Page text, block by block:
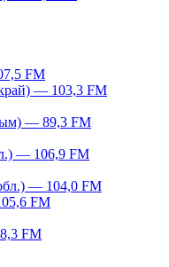
FM
— 103,3 FM
— 89,3 FM
— 106,9 FM
— 104,0 FM
FM
FM